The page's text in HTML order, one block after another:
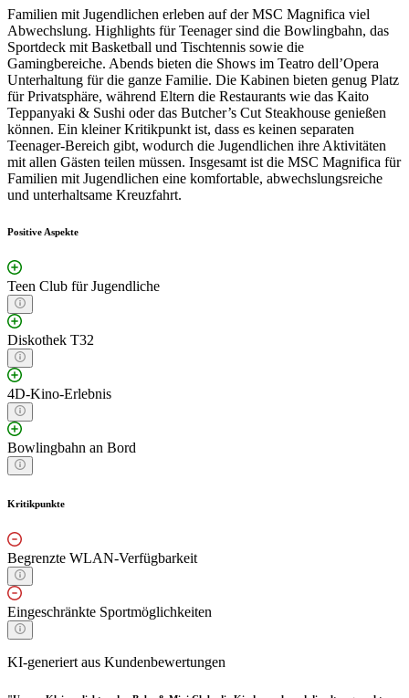
Familien mit Jugendlichen erleben auf der MSC Magnifica viel
Abwechslung. Highlights für Teenager sind die Bowlingbahn, das
Sportdeck mit Basketball und Tischtennis sowie die
Gamingbereiche. Abends bieten die Shows im Teatro dell’Opera
Unterhaltung für die ganze Familie. Die Kabinen bieten genug Platz
für Privatsphäre, während Eltern die Restaurants wie das Kaito
Teppanyaki & Sushi oder das Butcher’s Cut Steakhouse genießen
können. Ein kleiner Kritikpunkt ist, dass es keinen separaten
Teenager-Bereich gibt, wodurch die Jugendlichen ihre Aktivitäten
mit allen Gästen teilen müssen. Insgesamt ist die MSC Magnifica für
Familien mit Jugendlichen eine komfortable, abwechslungsreiche
und unterhaltsame Kreuzfahrt.
Positive Aspekte
Teen Club für Jugendliche
Diskothek T32
4D-Kino-Erlebnis
Bowlingbahn an Bord
Kritikpunkte
Begrenzte WLAN-Verfügbarkeit
Eingeschränkte Sportmöglichkeiten
KI-generiert aus Kundenbewertungen